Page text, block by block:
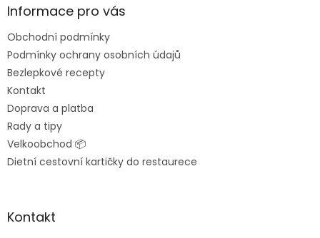
aInformace pro vás
Obchodní podmínky
Podmínky ochrany osobních údajů
Bezlepkové recepty
Kontakt
Doprava a platba
Rady a tipy
Velkoobchod 📦
Dietní cestovní kartičky do restaurece
Kontakt